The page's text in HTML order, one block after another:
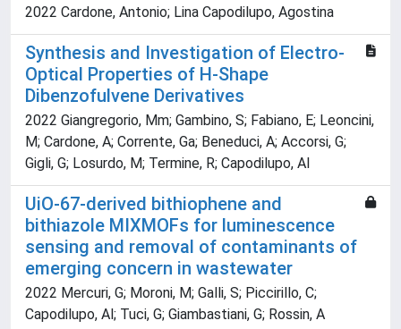
2022 Cardone, Antonio; Lina Capodilupo, Agostina
Synthesis and Investigation of Electro-
Optical Properties of H-Shape
Dibenzofulvene Derivatives
2022 Giangregorio, Mm; Gambino, S; Fabiano, E; Leoncini,
M; Cardone, A; Corrente, Ga; Beneduci, A; Accorsi, G;
Gigli, G; Losurdo, M; Termine, R; Capodilupo, Al
UiO-67-derived bithiophene and
bithiazole MIXMOFs for luminescence
sensing and removal of contaminants of
emerging concern in wastewater
2022 Mercuri, G; Moroni, M; Galli, S; Piccirillo, C;
Capodilupo, Al; Tuci, G; Giambastiani, G; Rossin, A